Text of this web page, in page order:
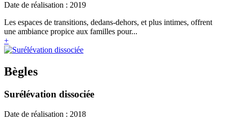
Date de réalisation : 2019
Les espaces de transitions, dedans-dehors, et plus intimes, offrent
une ambiance propice aux familles pour...
+
Bègles
Surélévation dissociée
Date de réalisation : 2018